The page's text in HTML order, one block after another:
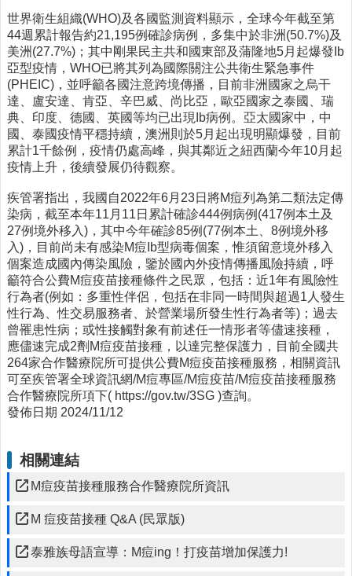
網
站
連
結
相
關
連
結
康
運
動
飲
食
專
區
公
益
勸
募
條
例
條
1
定
公
世界衛生組織(WHO)及各國監測資料顯示，全球今年截至第
44週累計報告約21,195例確診病例，多集中於非洲(50.7%)及
美洲(27.7%)；其中剛果民主共和國東部及蒲隆地5月起爆發Ib
亞型疫情，WHO已將其列為國際關注公共衛生緊急事件
(PHEIC)，並呼籲各國注意跨境傳播，目前非洲國家之烏干
達、盧安達、肯亞、辛巴威、尚比亞，歐亞國家之泰國、瑞
典、印度、德國、英國等均已出現Ib病例。亞太國家中，中
國、泰國疫情平穩持續，澳洲則於5月起出現明顯爆發，目前
累計1千餘例，疫情仍處高峰，與其鄰近之紐西蘭今年10月起
疫情上升，後續發展仍待觀察。
疾管署指出，我國自2022年6月23日將M痘列為第二類法定傳
染病，截至本年11月11日累計確診444例病例(417例本土及
27例境外移入)，其中今年確診85例(77例本土、8例境外移
入)，目前尚未有感染M痘Ib型病毒個案，惟須留意境外移入
個案造成國內傳染風險，鑒於國內外疫情傳播風險持續，呼
籲符合公費M痘疫苗接種條件之民眾，包括：近1年有風險性
行為者(例如：多重性伴侶，包括在非同一時間與超過1人發生
性行為、性交易服務者、於營業場所發生性行為者等)；過去
曾罹患性病；或性接觸對象有前述任一情形者等儘速接種，
應儘速完成2劑M痘疫苗接種，以達完整保護力，目前全國共
264家合作醫療院所可提供公費M痘疫苗接種服務，相關資訊
可至疾管署全球資訊網/M痘專區/M痘疫苗/M痘疫苗接種服務
合作醫療院所項下( https://gov.tw/3SG )查詢。
發佈日期 2024/11/12
相關連結
M痘疫苗接種服務合作醫療院所資訊
M 痘疫苗接種 Q&A (民眾版)
泰雅族母語宣導：M痘ing！打疫苗增加保護力!